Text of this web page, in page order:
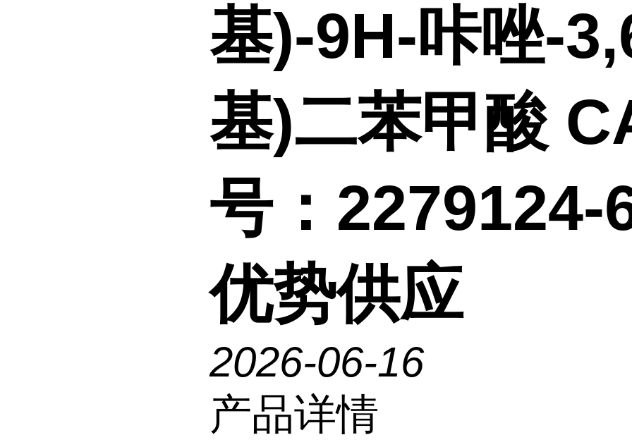
基)-9H-咔唑-
基)二苯甲酸
号：2279124-
优势供应
2026-06-16
产品详情